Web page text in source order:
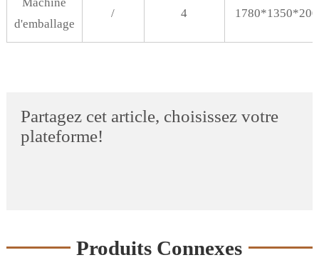
d'emballage
/ 4
Partagez cet article, choisissez votre
plateforme!
Produits Connexes